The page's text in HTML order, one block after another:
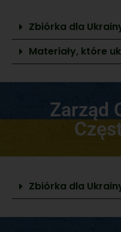
Zbiórka dla
Materiały, które
Zarząd
Zbiórka dla